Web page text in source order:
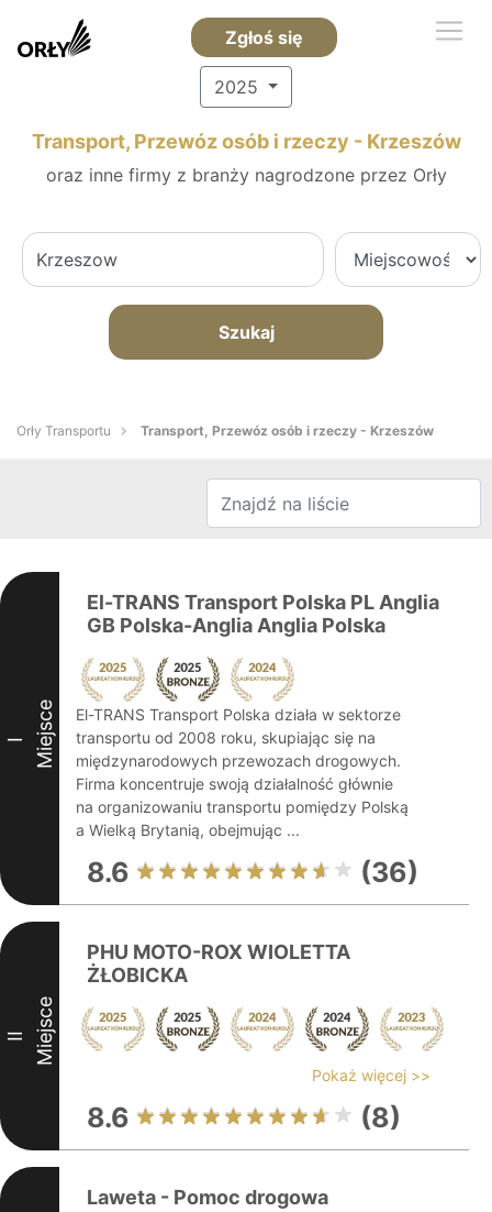
Zgłoś się
2025
Transport, Przewóz osób i rzeczy - Krzeszów
oraz inne firmy z branży nagrodzone przez Orły
Szukaj
Orły Transportu Transport, Przewóz osób i rzeczy - Krzeszów
I Miejsce
El-TRANS Transport Polska PL Anglia
GB Polska-Anglia Anglia Polska
El-TRANS Transport Polska działa w sektorze
transportu od 2008 roku, skupiając się na
międzynarodowych przewozach drogowych.
Firma koncentruje swoją działalność głównie
na organizowaniu transportu pomiędzy Polską
a Wielką Brytanią, obejmując ...
8.6 (36)
II Miejsce
PHU MOTO-ROX WIOLETTA
ŻŁOBICKA
Pokaż więcej >>
8.6 (8)
Laweta - Pomoc drogowa